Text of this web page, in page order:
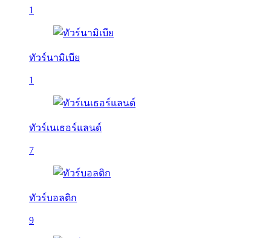
1
ทัวร์นามิเบีย
1
ทัวร์เนเธอร์แลนด์
7
ทัวร์บอลติก
9